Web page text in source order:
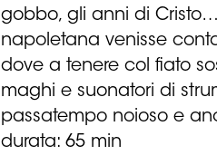
gobbo, gli anni di
napoletana venisse
dove a tenere col fiato
maghi e suonatori di
passatempo noioso e
durata: 65 min